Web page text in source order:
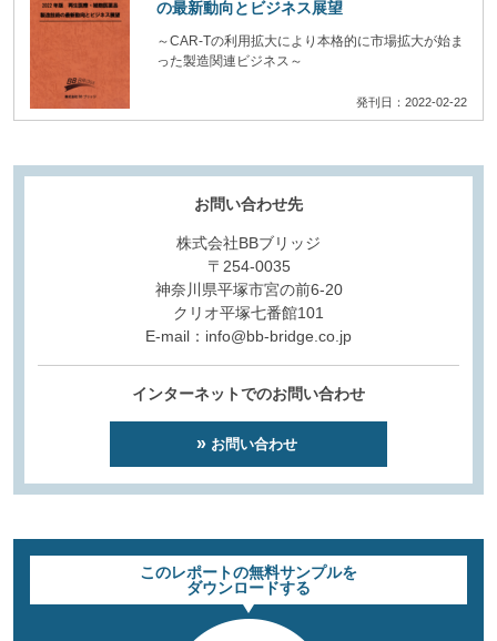
の最新動向とビジネス展望
～CAR-Tの利用拡大により本格的に市場拡大が始ま
った製造関連ビジネス～
発刊日：2022-02-22
お問い合わせ先
株式会社BBブリッジ
〒254-0035
神奈川県平塚市宮の前6-20
クリオ平塚七番館101
E-mail：info@bb-bridge.co.jp
インターネットでのお問い合わせ
お問い合わせ
このレポートの無料サンプルを
ダウンロードする